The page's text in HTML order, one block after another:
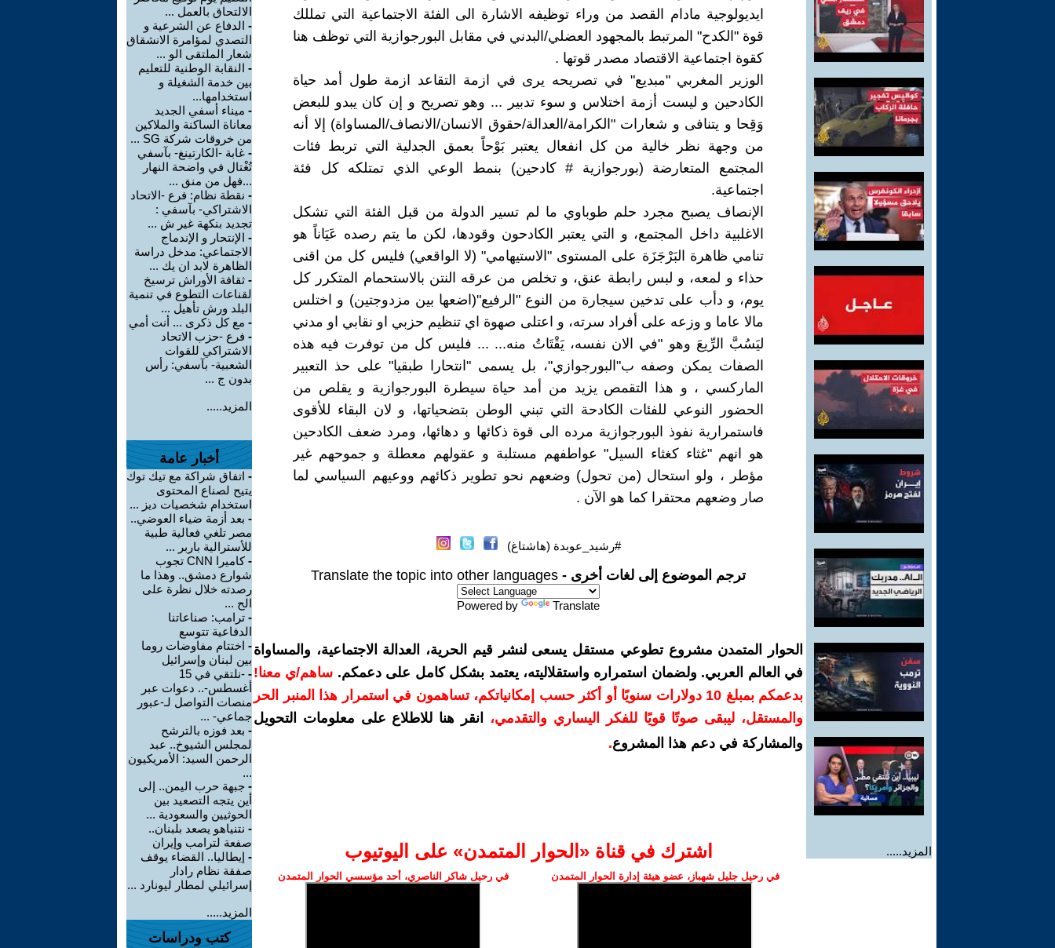
المزيد.....
ايديولوجية مادام القصد من وراء توظيفه الاشارة الى الفئة الاجتماعية التي تمللك
قوة "الكدح" المرتبط بالمجهود العضلي/البدني في مقابل البورجوازية التي توظف هنا
كقوة اجتماعية الاقتصاد مصدر قوتها .
الوزير المغربي "مبديع" في تصريحه يرى في ازمة التقاعد ازمة طول أمد حياة
الكادحين و ليست أزمة اختلاس و سوء تدبير ... وهو تصريح و إن كان يبدو للبعض
وَقِحا و يتنافى و شعارات "الكرامة/العدالة/حقوق الانسان/الانصاف/المساواة) إلا أنه
من وجهة نظر خالية من كل انفعال يعتبر بَوْحاً بعمق الجدلية التي تربط فئات
المجتمع المتعارضة (بورجوازية # كادحين) بنمط الوعي الذي تمتلكه كل فئة
اجتماعية.
الإنصاف يصبح مجرد حلم طوباوي ما لم تسير الدولة من قبل الفئة التي تشكل
الاغلبية داخل المجتمع، و التي يعتبر الكادحون وقودها، لكن ما يتم رصده عَيَاناً هو
تنامي ظاهرة البَرْجَزَة على المستوى "الاستيهامي" (لا الواقعي) فليس كل من اقنى
حذاء و لمعه، و لبس رابطة عنق، و تخلص من عرقه النتن بالاستحمام المتكرر كل
يوم، و دأب على تدخين سيجارة من النوع "الرفيع"(اضعها بين مزدوجتين) و اختلس
مالا عاما و وزعه على أفراد سرته، و اعتلى صهوة اي تنظيم حزبي او نقابي او مدني
ليَسُبَّ الرِّيعَ وهو "في الان نفسه، يَقْتَاتُ منه... ... فليس كل من توفرت فيه هذه
الصفات يمكن وصفه ب"البورجوازي"، بل يسمى "انتحارا طبقيا" على حذ التعبير
الماركسي ، و هذا التقمص يزيد من أمد حياة سيطرة البورجوازية و يقلص من
الحضور النوعي للفئات الكادحة التي تبني الوطن بتضحياتها، و لان البقاء للأقوى
فاستمرارية نفوذ البورجوازية مرده الى قوة ذكائها و دهائها، ومرد ضعف الكادحين
هو انهم "غثاء كغثاء السيل" عواطفهم مستلبة و عقولهم معطلة و جموحهم غير
مؤطر ، ولو استحال (من تحول) وضعهم نحو تطوير ذكائهم ووعيهم السياسي لما
صار وضعهم محتقرا كما هو الآن .
#رشيد_عوبدة (هاشتاغ)
ترجم الموضوع إلى لغات أخرى - Translate the topic into other languages
Powered by Translate
الحوار المتمدن مشروع تطوعي مستقل يسعى لنشر قيم الحرية، العدالة الاجتماعية، والمساواة
في العالم العربي. ولضمان استمراره واستقلاليته، يعتمد بشكل كامل على دعمكم. ساهم/ي معنا!
بدعمكم بمبلغ 10 دولارات سنويًا أو أكثر حسب إمكانياتكم، تساهمون في استمرار هذا المنبر الحر
والمستقل، ليبقى صوتًا قويًا للفكر اليساري والتقدمي،
انقر هنا للاطلاع على معلومات التحويل
والمشاركة في دعم هذا المشروع.
اشترك في قناة ‫«الحوار المتمدن» على اليوتيوب
في رحيل جليل شهباز، عضو هيئة إدارة الحوار المتمدن في رحيل شاكر الناصري، أحد مؤسسي الحوار المتمدن
الالتحاق بالعمل ...
- الدفاع عن الشرعية و
التصدي لمؤامرة الانشقاق
شعار الملتقى الو ...
- النقابة الوطنية للتعليم
بين خدمة الشغيلة و
استخدامها...
- ميناء أسفي الجديد
معاناة الساكنة والملاكين
من خروقات شركة SG ...
- غابة -الكارتينغ- بآسفي
تُغْتال في واضحة النهار
...فهل من منق ...
- نقطة نظام: فرع -الاتحاد
الاشتراكي- بآسفي :
تجديد بنكهة غير ش ...
- الإنتحار و الإندماج
الاجتماعي: مدخل دراسة
الظاهرة لابد ان يك ...
- ثقافة الأوراش ترسيخ
لقناعات التطوع في تنمية
البلد ورش تأهيل ...
- مع كل ذكرى ... أنت أمي
- فرع -حزب الاتحاد
الاشتراكي للقوات
الشعبية- بآسفي: رأس
بدون ج ...
المزيد.....
أخبار عامة
- اتفاق شراكة مع تيك توك
يتيح لصناع المحتوى
استخدام شخصيات ديز ...
- بعد أزمة ضياء العوضي..
مصر تلغي فعالية طبية
للأسترالية باربر ...
-
كاميرا CNN تجوب
شوارع دمشق.. وهذا ما
رصدته خلال نظرة على
الح ...
- ترامب: صناعاتنا
الدفاعية تتوسع
- اختتام مفاوضات روما
بين لبنان وإسرائيل
-
-نلتقي في 15
أغسطس-.. دعوات عبر
منصات التواصل لـ-عبور
جماعي- ...
- بعد فوزه بالترشح
لمجلس الشيوخ.. عبد
الرحمن السيد: الأمريكيون
...
- جبهة حرب اليمن.. إلى
أين يتجه التصعيد بين
الحوثيين والسعودية ...
- نتنياهو يصعد بلبنان..
صفعة لترامب وإيران
- إيطاليا.. القضاء يوقف
صفقة نظام رادار
إسرائيلي لمطار ليونارد ...
المزيد.....
كتب ودراسات